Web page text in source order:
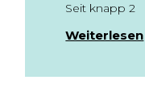
Seit knapp 2
Weiterlesen